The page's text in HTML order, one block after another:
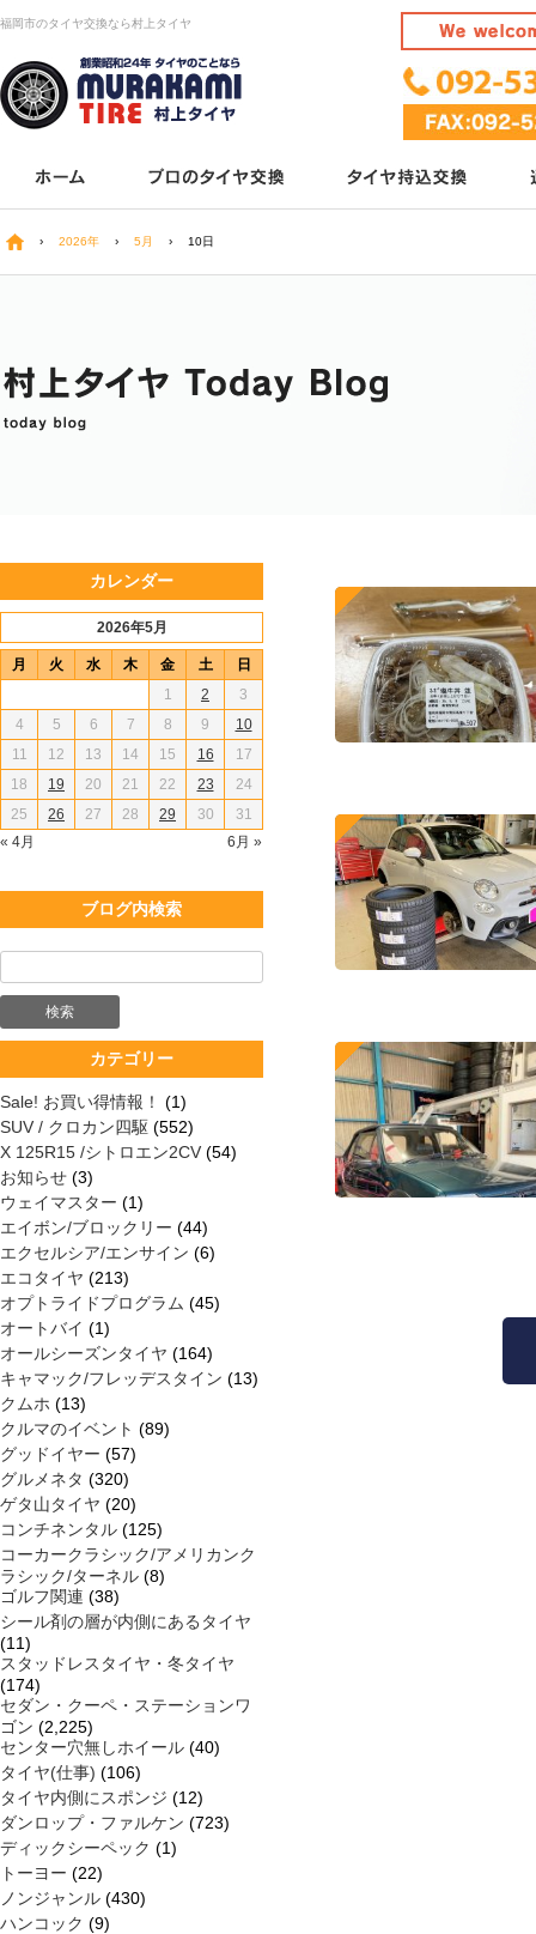
福岡市のタイヤ交換なら村上タイヤ
› 2026年 › 5月 › 10日
カレンダー
2026年5月
月 火 水 木 金 土 日
« 4月 6月 »
1 2
3
4
5 6 7 8 9
10
11
12 13 14 15 16
17
18
19 20 21 22 23
24
25
26 27 28 29 30 31
ブログ内検索
カテゴリー
Sale! お買い得情報！
(1)
SUV / クロカン四駆 (552)
X 125R15 /シトロエン2CV (54)
お知らせ (3)
ウェイマスター (1)
エイボン/ブロックリー (44)
エクセルシア/エンサイン (6)
エコタイヤ (213)
オプトライドプログラム (45)
オートバイ (1)
オールシーズンタイヤ (164)
キャマック/フレッデスタイン (13)
クムホ (13)
クルマのイベント (89)
グッドイヤー (57)
グルメネタ (320)
ゲタ山タイヤ (20)
コンチネンタル (125)
コーカークラシック/アメリカンク
ラシック/ターネル (8)
ゴルフ関連 (38)
シール剤の層が内側にあるタイヤ
(11)
スタッドレスタイヤ・冬タイヤ
(174)
セダン・クーペ・ステーションワ
ゴン (2,225)
センター穴無しホイール (40)
タイヤ(仕事) (106)
タイヤ内側にスポンジ (12)
ダンロップ・ファルケン (723)
ディックシーペック (1)
トーヨー (22)
ノンジャンル (430)
ハンコック (9)